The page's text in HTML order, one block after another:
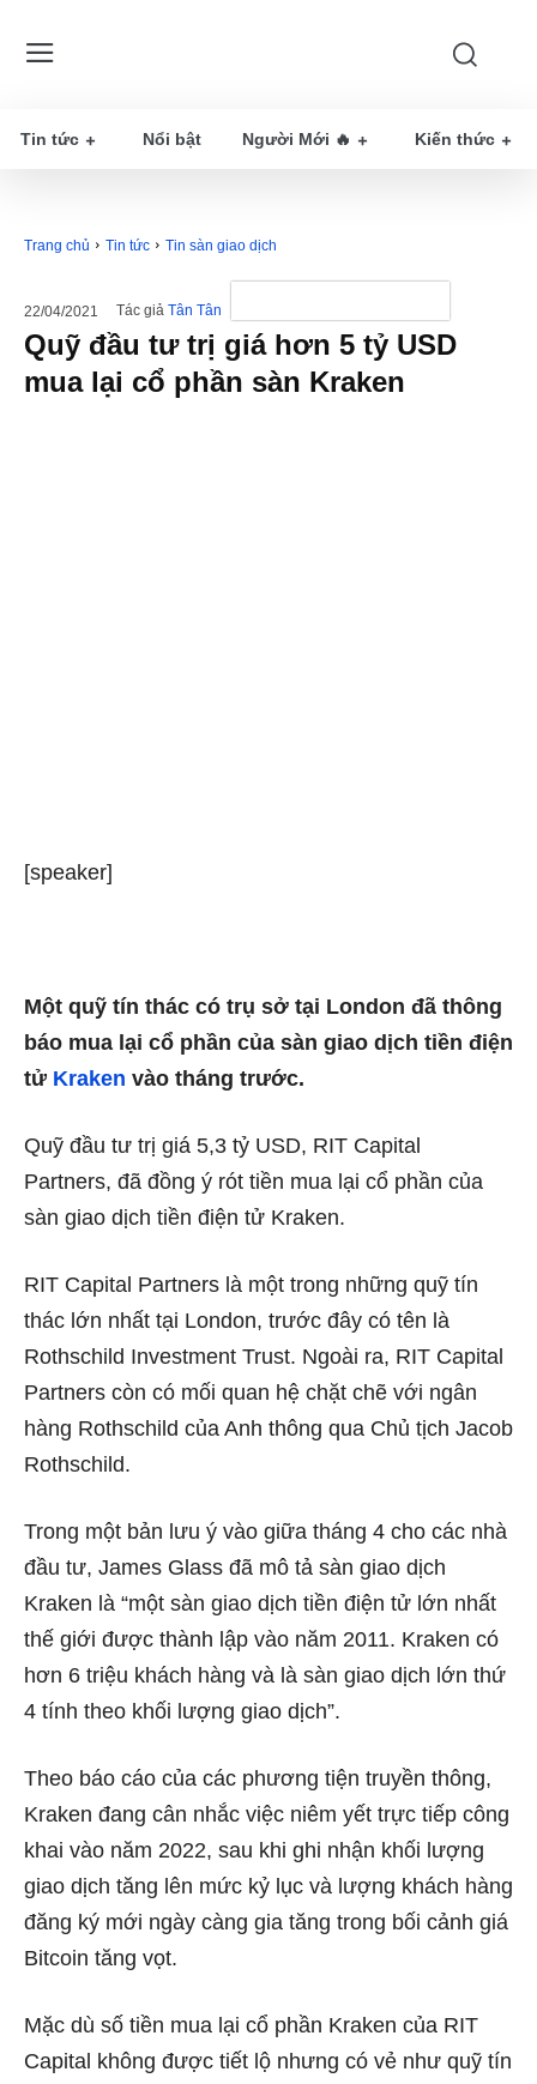
Tin tức Nổi bật Người Mới 🔥 Kiến thức
Trang chủ Tin tức Tin sàn giao dịch
22/04/2021 Tác giả Tân Tân
Quỹ đầu tư trị giá hơn 5 tỷ USD
mua lại cổ phần sàn Kraken
[speaker]
Một quỹ tín thác có trụ sở tại London đã thông
báo mua lại cổ phần của sàn giao dịch tiền điện
tử Kraken vào tháng trước.
Quỹ đầu tư trị giá 5,3 tỷ USD, RIT Capital
Partners, đã đồng ý rót tiền mua lại cổ phần của
sàn giao dịch tiền điện tử Kraken.
RIT Capital Partners là một trong những quỹ tín
thác lớn nhất tại London, trước đây có tên là
Rothschild Investment Trust. Ngoài ra, RIT Capital
Partners còn có mối quan hệ chặt chẽ với ngân
hàng Rothschild của Anh thông qua Chủ tịch Jacob
Rothschild.
Trong một bản lưu ý vào giữa tháng 4 cho các nhà
đầu tư, James Glass đã mô tả sàn giao dịch
Kraken là “một sàn giao dịch tiền điện tử lớn nhất
thế giới được thành lập vào năm 2011. Kraken có
hơn 6 triệu khách hàng và là sàn giao dịch lớn thứ
4 tính theo khối lượng giao dịch”.
Theo báo cáo của các phương tiện truyền thông,
Kraken đang cân nhắc việc niêm yết trực tiếp công
khai vào năm 2022, sau khi ghi nhận ​​khối lượng
giao dịch tăng lên mức kỷ lục và lượng khách hàng
đăng ký mới ngày càng gia tăng trong bối cảnh giá
Bitcoin tăng vọt.
Mặc dù số tiền mua lại cổ phần Kraken của RIT
Capital không được tiết lộ nhưng có vẻ như quỹ tín